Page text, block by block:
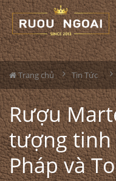
Trang chủ Tin Tức
Rượu
tượng tinh
Pháp và